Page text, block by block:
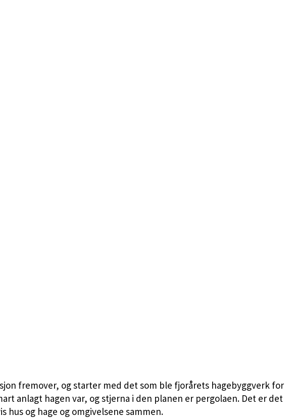
fremover, og starter med det som ble fjorårets hagebyggverk for
anlagt hagen var, og stjerna i den planen er pergolaen. Det er det
og hage og omgivelsene sammen.